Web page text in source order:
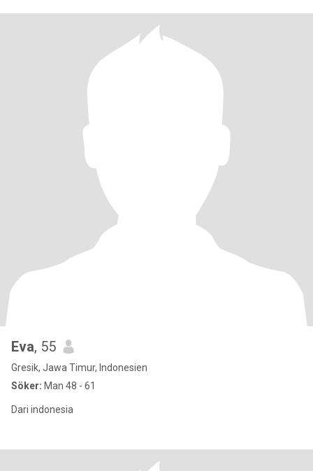
Eva, 55
Gresik, Jawa Timur, Indonesien
Söker: Man 48 - 61
Dari indonesia